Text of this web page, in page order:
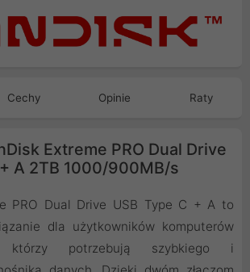
Cechy Opinie Raty
Extreme PRO Dual Drive
A 2TB 1000/900MB/s
PRO Dual Drive USB Type C + A to
dla użytkowników komputerów
którzy potrzebują szybkiego i